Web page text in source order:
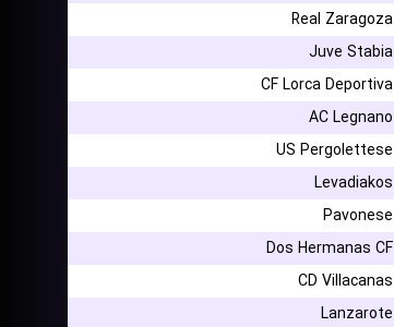
Real Zaragoza
Juve Stabia
CF Lorca Deportiva
AC Legnano
US Pergolettese
Levadiakos
Pavonese
Dos Hermanas CF
CD Villacanas
Lanzarote